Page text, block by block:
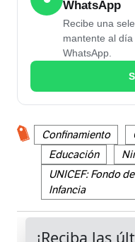
WhatsApp
Recibe una
mantente al
WhatsApp.
Confinamiento
Educación
UNICEF: Fondo
Infancia